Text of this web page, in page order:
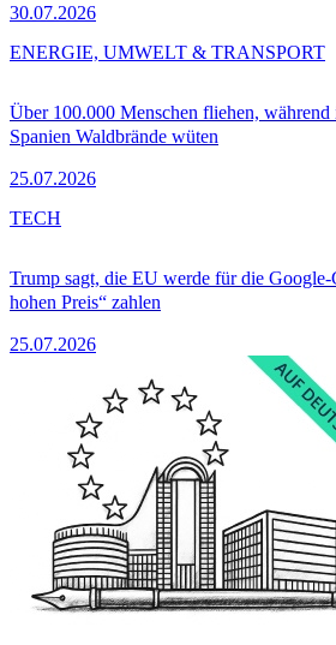
30.07.2026
Über 100.000 Menschen fliehen,
Spanien Waldbrände wüten
25.07.2026
ENERGIE, UMWELT & TRANSPORT
Trump sagt, die EU werde für die Google-
hohen Preis“ zahlen
25.07.2026
TECH